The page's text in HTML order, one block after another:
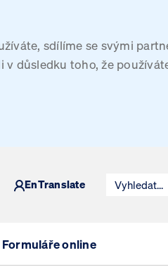
sdílíme se svými
důsledku toho, že
EnTranslate
Formuláře online